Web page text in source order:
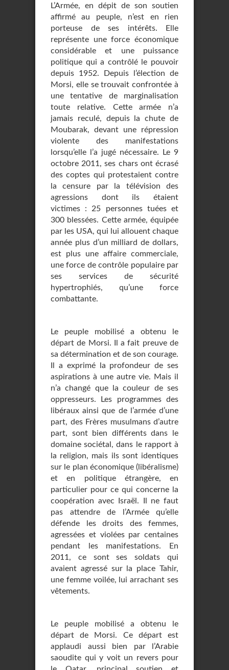
L’Armée, en dépit de son soutien
affirmé au peuple, n’est en rien
porteuse de ses intérêts. Elle
représente une force économique
considérable et une puissance
politique qui a contrôlé le pouvoir
depuis 1952. Depuis l’élection de
Morsi, elle se trouvait confrontée à
une tentative de marginalisation
toute relative. Cette armée n’a
jamais reculé, depuis la chute de
Moubarak, devant une répression
violente des manifestations
lorsqu’elle l’a jugé nécessaire. Le 9
octobre 2011, ses chars ont écrasé
des coptes qui protestaient contre
la censure par la télévision des
agressions dont ils étaient
victimes : 25 personnes tuées et
300 blessées. Cette armée, équipée
par les USA, qui lui allouent chaque
année plus d’un milliard de dollars,
est plus une affaire commerciale,
une force de contrôle populaire par
ses services de sécurité
hypertrophiés, qu’une force
combattante.
Le peuple mobilisé a obtenu le
départ de Morsi. Il a fait preuve de
sa détermination et de son courage.
Il a exprimé la profondeur de ses
aspirations à une autre vie. Mais il
n’a changé que la couleur de ses
oppresseurs. Les programmes des
libéraux ainsi que de l’armée d’une
part, des Frères musulmans d’autre
part, sont bien différents dans le
domaine sociétal, dans le rapport à
la religion, mais ils sont identiques
sur le plan économique (libéralisme)
et en politique étrangère, en
particulier pour ce qui concerne la
coopération avec Israël. Il ne faut
pas attendre de l’Armée qu’elle
défende les droits des femmes,
agressées et violées par centaines
pendant les manifestations. En
2011, ce sont ses soldats qui
avaient agressé sur la place Tahir,
une femme voilée, lui arrachant ses
vêtements.
Le peuple mobilisé a obtenu le
départ de Morsi. Ce départ est
applaudi aussi bien par l’Arabie
saoudite qui y voit un revers pour